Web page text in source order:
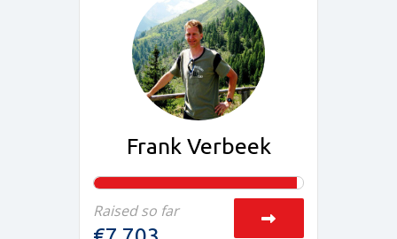
Frank Verbeek
Raised so far